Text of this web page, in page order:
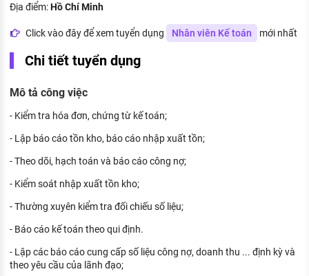
Nhà tuyển dụng hàng đầu
Thuế thu nhập
Hồ sơ biểu mẫu
Chính sách lao động
KHÁM PHÁ NGHỀ NGHIỆP
Tử vi nghề nghiệp
Kỹ năng nghề nghiệp
HƯỚNG NGHIỆP VIỆC LÀM
Xu hướng việc làm
XÂY DỰNG VÀ PHÁT TRIỂN ĐỘI NGŨ
NHÂN SỰ
Địa điểm:Hồ Chí Minh
Click vào đây để xem tuyển dụng Nhân viên Kế toán mới nhất
Chi tiết tuyển dụng
Mô tả công việc
- Kiểm tra hóa đơn, chứng từ kế toán;
- Lập báo cáo tồn kho, báo cáo nhập xuất tồn;
- Theo dõi, hạch toán và báo cáo công nợ;
- Kiểm soát nhập xuất tồn kho;
- Thường xuyên kiểm tra đối chiếu số liệu;
- Báo cáo kế toán theo qui định.
- Lập các báo cáo cung cấp số liệu công nợ, doanh thu ... định kỳ và
theo yêu cầu của lãnh đạo;